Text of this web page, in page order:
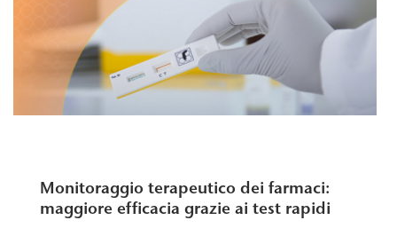
Monitoraggio terapeutico dei farmaci:
maggiore efficacia grazie ai test rapidi